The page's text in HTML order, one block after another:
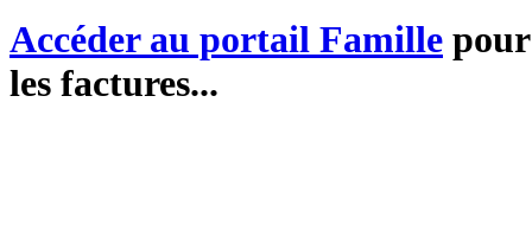
Accéder au portail Famille
les factures...